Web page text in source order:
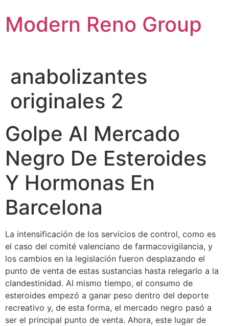
to
content
Modern Reno Group
anabolizantes
originales 2
Golpe Al Mercado
Negro De Esteroides
Y Hormonas En
Barcelona
La intensificación de los servicios de control, como es
el caso del comité valenciano de farmacovigilancia, y
los cambios en la legislación fueron desplazando el
punto de venta de estas sustancias hasta relegarlo a la
clandestinidad. Al mismo tiempo, el consumo de
esteroides empezó a ganar peso dentro del deporte
recreativo y, de esta forma, el mercado negro pasó a
ser el principal punto de venta. Ahora, este lugar de